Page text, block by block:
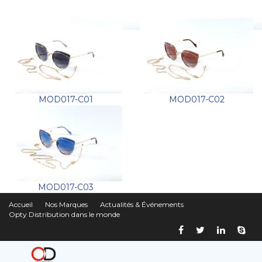
MOD017-C01 MOD017-C02
MOD017-C03
Accueil Nos Marques
Actualités & Événements
Opty Distribution dans le monde